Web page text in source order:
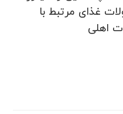
غذای مرتبط با
اهلی